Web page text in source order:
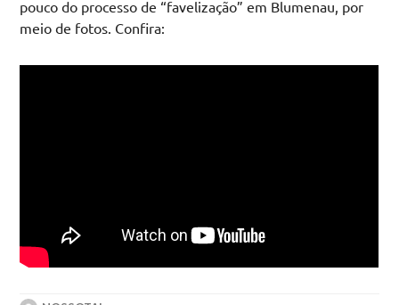
pouco do processo de “favelização” em Blumenau, por
meio de fotos. Confira: